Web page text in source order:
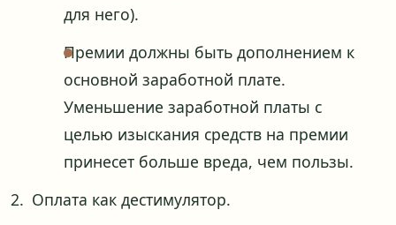
для него).
Премии должны быть дополнением к
основной заработной плате.
Уменьшение заработной платы с
целью изыскания средств на премии
принесет больше вреда, чем пользы.
Оплата как дестимулятор.